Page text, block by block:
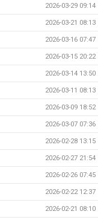
2026-03-29 09:14
2026-03-21 08:13
2026-03-16 07:47
2026-03-15 20:22
2026-03-14 13:50
2026-03-11 08:13
2026-03-09 18:52
2026-03-07 07:36
2026-02-28 13:15
2026-02-27 21:54
2026-02-26 07:45
2026-02-22 12:37
2026-02-21 08:10